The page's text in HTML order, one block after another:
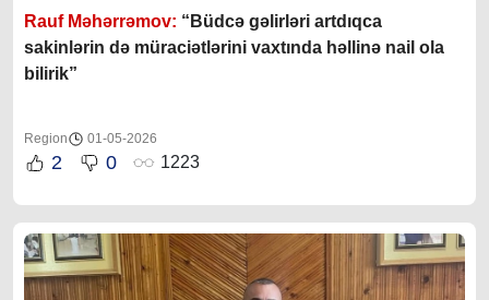
Rauf Məhərrəmov: “Büdcə gəlirləri artdıqca
sakinlərin də müraciətlərini vaxtında həllinə nail ola
bilirik”
Region 01-05-2026
2 0 1223